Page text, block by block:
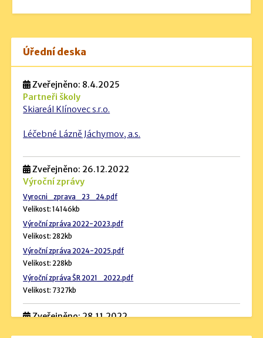
Úřední deska
Zveřejněno: 8.4.2025
Partneři školy
Skiareál Klínovec s.r.o.
Léčebné Lázně Jáchymov, a.s.
Zveřejněno: 26.12.2022
Výroční zprávy
Vyrocni_zprava_23_24.pdf
Velikost: 14146kb
Výroční zpráva 2022-2023.pdf
Velikost: 282kb
Výroční zpráva 2024-2025.pdf
Velikost: 228kb
Výroční zpráva ŠR 2021_2022.pdf
Velikost: 7327kb
Zveřejněno: 28.11.2022